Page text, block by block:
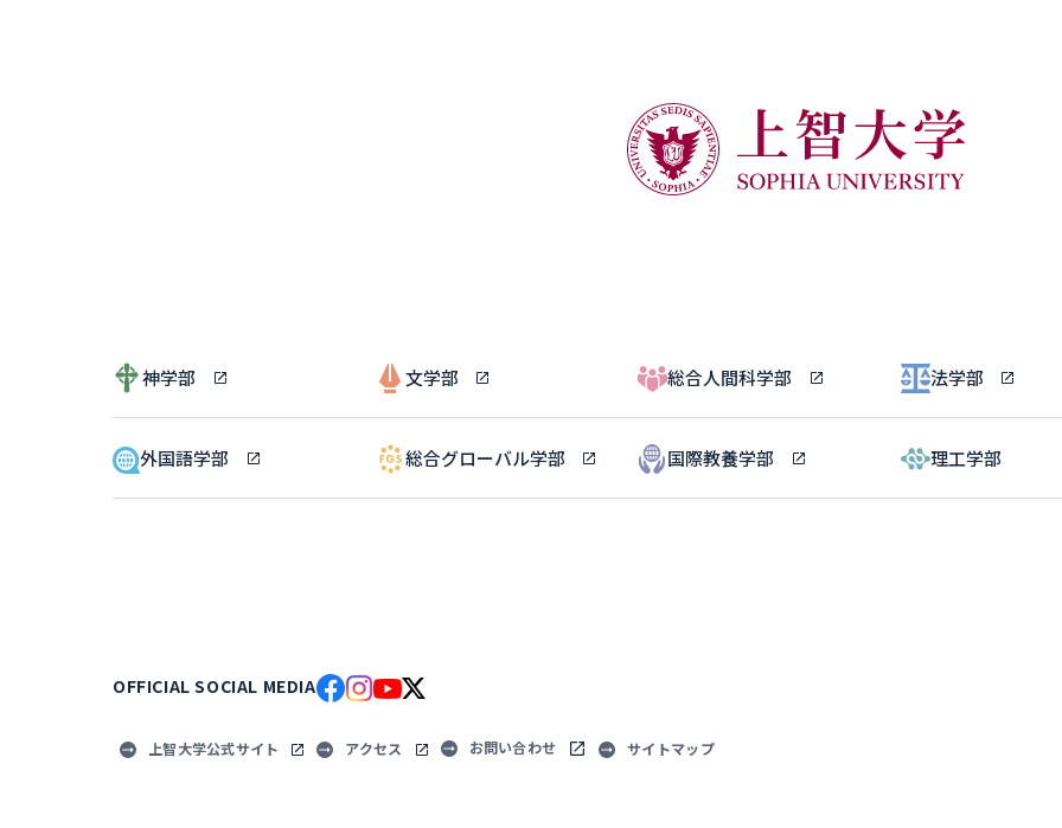
神学部 文学部 総合人間科学部 法学部
外国語学部 総合グローバル学部 国際教養学部 理工学部
OFFICIAL SOCIAL MEDIA
上智大学公式サイト アクセス お問い合わせ サイトマップ